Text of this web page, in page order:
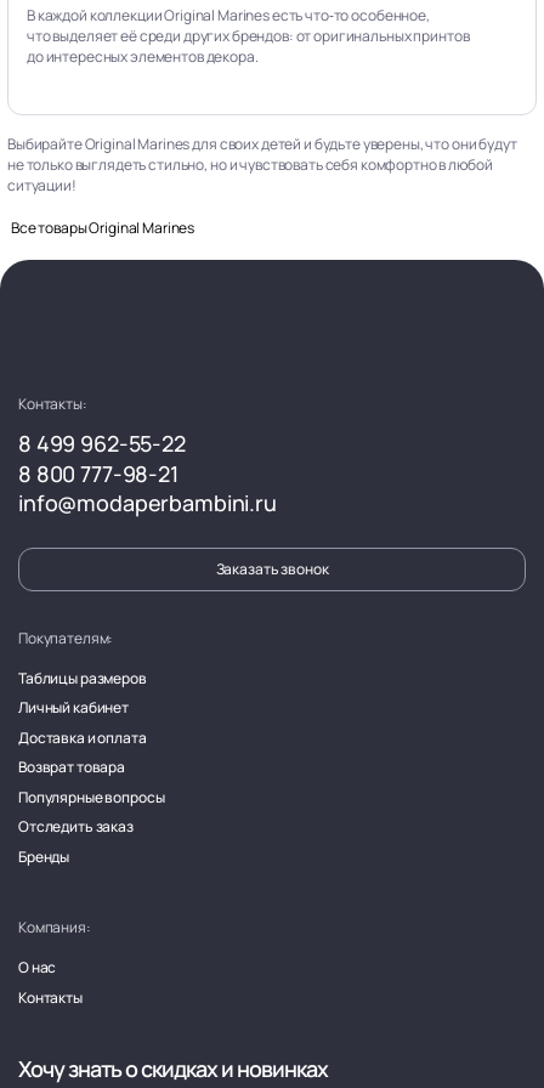
В каждой коллекции Original Marines есть что‑то особенное,
что выделяет её среди других брендов: от оригинальных принтов
до интересных элементов декора.
Выбирайте Original Marines для своих детей и будьте уверены, что они будут
не только выглядеть стильно, но и чувствовать себя комфортно в любой
ситуации!
Все товары Original Marines
Контакты:
8 499 962-55-22
8 800 777-98-21
info@modaperbambini.ru
Заказать звонок
Покупателям:
Таблицы размеров
Личный кабинет
Доставка и оплата
Возврат товара
Популярные вопросы
Отследить заказ
Бренды
Компания:
О нас
Контакты
Хочу знать о скидках и новинках